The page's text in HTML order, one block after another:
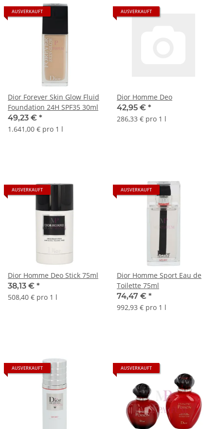
AUSVERKAUFT
Dior Forever Skin Glow Fluid
Foundation 24H SPF35 30ml
49,23 € *
1.641,00 € pro 1 l
AUSVERKAUFT
Dior Homme Deo
42,95 € *
286,33 € pro 1 l
AUSVERKAUFT
Dior Homme Deo Stick 75ml
38,13 € *
508,40 € pro 1 l
AUSVERKAUFT
Dior Homme Sport Eau de
Toilette 75ml
74,47 € *
992,93 € pro 1 l
AUSVERKAUFT AUSVERKAUFT